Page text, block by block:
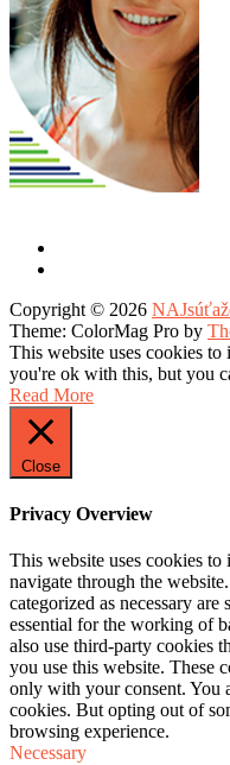
Copyright © 2026
Theme: ColorMag Pro by
This website uses cookies
you're ok with this, but you
Read More
Close
Privacy Overview
This website uses cookies
navigate through the
categorized as necessary
essential for the working of
also use third-party cookies
you use this website. These
only with your consent. You
cookies. But opting out of
browsing experience.
Necessary